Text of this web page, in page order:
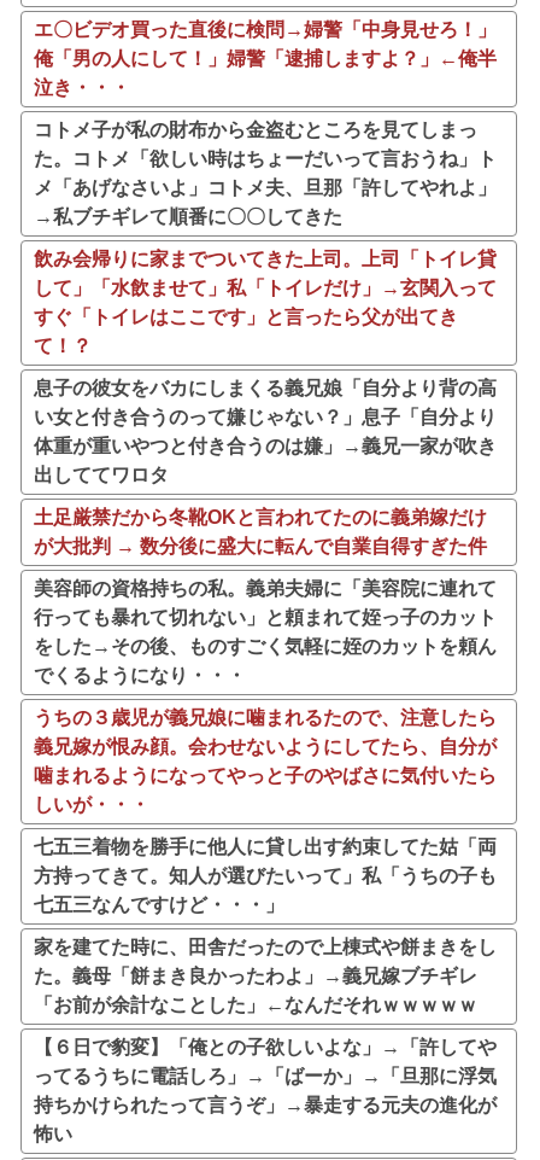
エ〇ビデオ買った直後に検問→婦警「中身見せろ！」
俺「男の人にして！」婦警「逮捕しますよ？」←俺半
泣き・・・
コトメ子が私の財布から金盗むところを見てしまっ
た。コトメ「欲しい時はちょーだいって言おうね」ト
メ「あげなさいよ」コトメ夫、旦那「許してやれよ」
→私ブチギレて順番に〇〇してきた
飲み会帰りに家までついてきた上司。上司「トイレ貸
して」「水飲ませて」私「トイレだけ」→玄関入って
すぐ「トイレはここです」と言ったら父が出てき
て！？
息子の彼女をバカにしまくる義兄娘「自分より背の高
い女と付き合うのって嫌じゃない？」息子「自分より
体重が重いやつと付き合うのは嫌」→義兄一家が吹き
出しててワロタ
土足厳禁だから冬靴OKと言われてたのに義弟嫁だけ
が大批判 → 数分後に盛大に転んで自業自得すぎた件
美容師の資格持ちの私。義弟夫婦に「美容院に連れて
行っても暴れて切れない」と頼まれて姪っ子のカット
をした→その後、ものすごく気軽に姪のカットを頼ん
でくるようになり・・・
うちの３歳児が義兄娘に噛まれるたので、注意したら
義兄嫁が恨み顔。会わせないようにしてたら、自分が
噛まれるようになってやっと子のやばさに気付いたら
しいが・・・
七五三着物を勝手に他人に貸し出す約束してた姑「両
方持ってきて。知人が選びたいって」私「うちの子も
七五三なんですけど・・・」
家を建てた時に、田舎だったので上棟式や餅まきをし
た。義母「餅まき良かったわよ」→義兄嫁ブチギレ
「お前が余計なことした」←なんだそれｗｗｗｗｗ
【６日で豹変】「俺との子欲しいよな」→「許してや
ってるうちに電話しろ」→「ばーか」→「旦那に浮気
持ちかけられたって言うぞ」→暴走する元夫の進化が
怖い